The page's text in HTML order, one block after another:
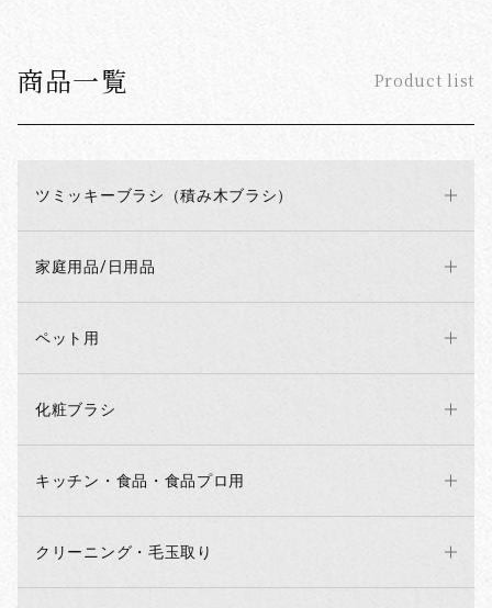
商品一覧 Product list
ツミッキーブラシ（積み木ブラシ）
家庭用品/日用品
ペット用
化粧ブラシ
キッチン・食品・食品プロ用
クリーニング・毛玉取り